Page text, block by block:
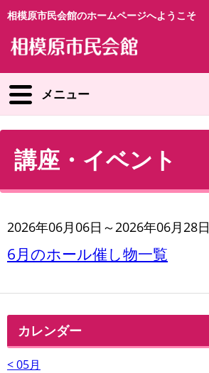
相模原市民会館のホームページへようこそ
メニュー
講座・イベント
2026年06月06日～2026年06月28日
6月のホール催し物一覧
カレンダー
< 05月